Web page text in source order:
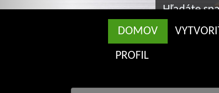
Hľadáte
správnom mieste
DOMOV
PROFIL